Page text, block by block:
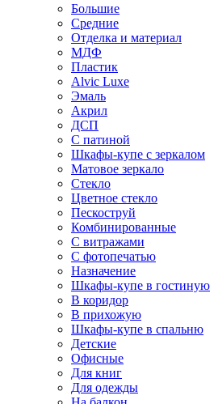
Большие
Средние
Отделка и материал
МДФ
Пластик
Alvic Luxe
Эмаль
Акрил
ДСП
С патиной
Шкафы-купе с зеркалом
Матовое зеркало
Стекло
Цветное стекло
Пескоструй
Комбинированные
С витражами
С фотопечатью
Назначение
Шкафы-купе в гостиную
В коридор
В прихожую
Шкафы-купе в спальню
Детские
Офисные
Для книг
Для одежды